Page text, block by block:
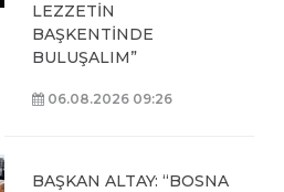
LEZZETİN
BAŞKENTİNDE
BULUŞALIM”
06.08.2026 09:26
BAŞKAN ALTAY: “BOSNA